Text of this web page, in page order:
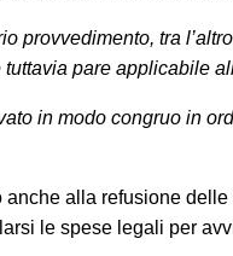
provvedimento, tra
tuttavia pare applicabile
in modo congruo in
anche alla refusione
le spese legali per
Se ci contatta
consulenza
fronte di un
prioritario:
professionisti, in